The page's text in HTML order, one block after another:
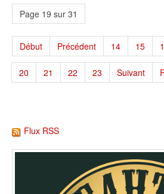
Page 19 sur 31
Début Précédent 14 15
20 21 22 23 Suivant
Flux RSS